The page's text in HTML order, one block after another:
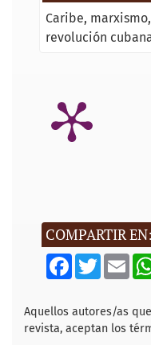
Caribe marxismo
revolución
COMPARTIR EN:
F
a
b
o
o
T
w
t
e
r
E
m
l
Aquellos autores/as
revista, aceptan los